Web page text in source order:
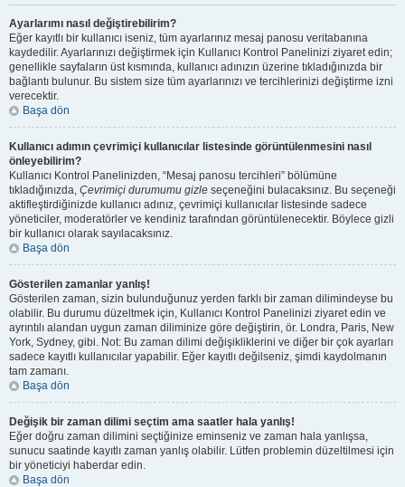
Ayarlarımı nasıl değiştirebilirim?
Eğer kayıtlı bir kullanıcı iseniz, tüm ayarlarınız mesaj panosu veritabanına
kaydedilir. Ayarlarınızı değiştirmek için Kullanıcı Kontrol Panelinizi ziyaret edin;
genellikle sayfaların üst kısmında, kullanıcı adınızın üzerine tıkladığınızda bir
bağlantı bulunur. Bu sistem size tüm ayarlarınızı ve tercihlerinizi değiştirme izni
verecektir.
Başa dön
Kullanıcı adımın çevrimiçi kullanıcılar listesinde görüntülenmesini nasıl
önleyebilirim?
Kullanıcı Kontrol Panelinizden, “Mesaj panosu tercihleri” bölümüne
tıkladığınızda, Çevrimiçi durumumu gizle seçeneğini bulacaksınız. Bu seçeneği
aktifleştirdiğinizde kullanıcı adınız, çevrimiçi kullanıcılar listesinde sadece
yöneticiler, moderatörler ve kendiniz tarafından görüntülenecektir. Böylece gizli
bir kullanıcı olarak sayılacaksınız.
Başa dön
Gösterilen zamanlar yanlış!
Gösterilen zaman, sizin bulunduğunuz yerden farklı bir zaman dilimindeyse bu
olabilir. Bu durumu düzeltmek için, Kullanıcı Kontrol Panelinizi ziyaret edin ve
ayrıntılı alandan uygun zaman diliminize göre değiştirin, ör. Londra, Paris, New
York, Sydney, gibi. Not: Bu zaman dilimi değişikliklerini ve diğer bir çok ayarları
sadece kayıtlı kullanıcılar yapabilir. Eğer kayıtlı değilseniz, şimdi kaydolmanın
tam zamanı.
Başa dön
Değişik bir zaman dilimi seçtim ama saatler hala yanlış!
Eğer doğru zaman dilimini seçtiğinize eminseniz ve zaman hala yanlışsa,
sunucu saatinde kayıtlı zaman yanlış olabilir. Lütfen problemin düzeltilmesi için
bir yöneticiyi haberdar edin.
Başa dön